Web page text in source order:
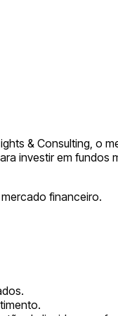
& Consulting, o
investir em fundos
financeiro.